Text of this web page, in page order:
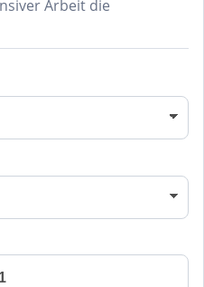
Arbeit die